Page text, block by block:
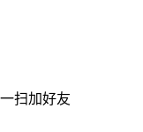
扫加好友